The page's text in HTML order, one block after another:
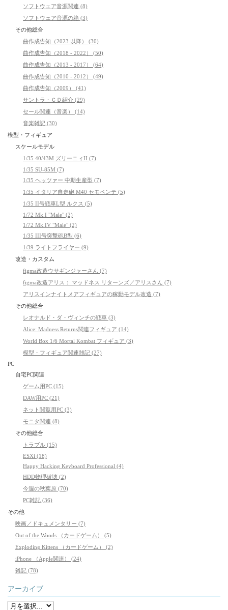
ソフトウェア音源関連 (8)
ソフトウェア音源の箱 (3)
その他総合
曲作成告知（2023 以降） (30)
曲作成告知（2018 - 2022） (50)
曲作成告知（2013 - 2017） (64)
曲作成告知（2010 - 2012） (49)
曲作成告知（2009） (41)
サントラ・ＣＤ紹介 (29)
セール関連（音楽） (14)
音楽雑記 (30)
模型・フィギュア
スケールモデル
1/35 40/43M ズリーニィII (7)
1/35 SU-85M (7)
1/35 ヘッツァー 中期生産型 (7)
1/35 イタリア自走砲 M40 セモベンテ (5)
1/35 II号戦車L型 ルクス (5)
1/72 Mk.I "Male" (2)
1/72 Mk.IV "Male" (2)
1/35 III号突撃砲B型 (6)
1/39 ライトフライヤー (9)
改造・カスタム
figma改造ウサギンジャーさん (7)
figma改造アリス： マッドネス リターンズ／アリスさん (7)
アリスインナイトメアフィギュアの稼動モデル改造 (7)
その他総合
レオナルド・ダ・ヴィンチの戦車 (3)
Alice: Madness Returns関連フィギュア (14)
World Box 1/6 Mortal Kombat フィギュア (3)
模型・フィギュア関連雑記 (27)
PC
自宅PC関連
ゲーム用PC (15)
DAW用PC (21)
ネット閲覧用PC (3)
モニタ関連 (8)
その他総合
トラブル (15)
ESXi (18)
Happy Hacking Keyboard Professional (4)
HDD物理破壊 (2)
今週の秋葉原 (70)
PC雑記 (36)
その他
映画／ドキュメンタリー (7)
Out of the Woods （カードゲーム） (5)
Exploding Kittens （カードゲーム） (2)
iPhone （Apple関連） (24)
雑記 (78)
アーカイブ